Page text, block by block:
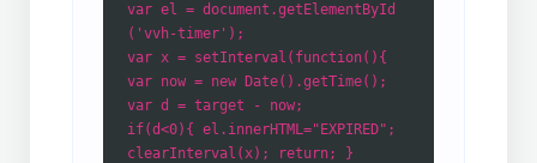
var el = document.getElementById
('vvh-timer');
var x = setInterval(function(){
var now = new Date().getTime();
var d = target - now;
if(d<0){ el.innerHTML="EXPIRED";
clearInterval(x); return; }